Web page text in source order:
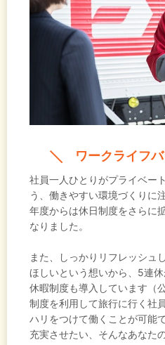
ワークライフ
社員一人ひとりがプライベー
う、働きやすい環境づくりに
年度からは休日制度をさらに
なりました。
また、しっかりリフレッシュ
ほしいという想いから、5連
休暇制度も導入しています（
制度を利用して旅行に行く社
ハリをつけて働くことが可能
充実させたい、そんなあなた